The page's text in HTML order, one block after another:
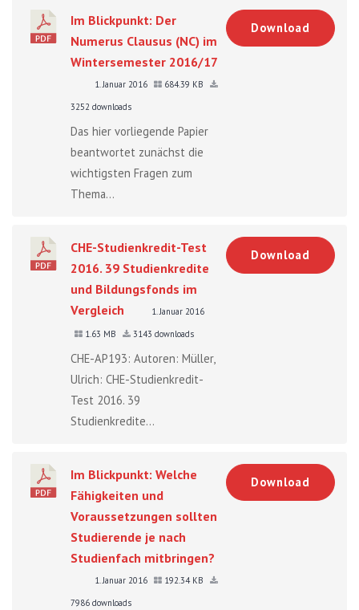
Im Blickpunkt: Der
Numerus Clausus (NC) im
Wintersemester 2016/17
1. Januar 2016
684.39 KB
3252 downloads
Das hier vorliegende Papier
beantwortet zunächst die
wichtigsten Fragen zum
Thema...
Download
CHE-Studienkredit-Test
2016. 39 Studienkredite
und Bildungsfonds im
Vergleich
1. Januar 2016
1.63 MB
3143 downloads
CHE-AP193: Autoren: Müller,
Ulrich: CHE-Studienkredit-
Test 2016. 39
Studienkredite...
Download
Im Blickpunkt: Welche
Fähigkeiten und
Voraussetzungen sollten
Studierende je nach
Studienfach mitbringen?
1. Januar 2016
192.34 KB
7986 downloads
Download